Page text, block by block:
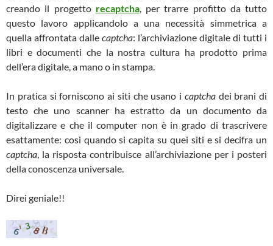
creando il progetto recaptcha, per trarre profitto da tutto
questo lavoro applicandolo a una necessità simmetrica a
quella affrontata dalle captcha: l’archiviazione digitale di tutti i
libri e documenti che la nostra cultura ha prodotto prima
dell’era digitale, a mano o in stampa.
In pratica si forniscono ai siti che usano i captcha dei brani di
testo che uno scanner ha estratto da un documento da
digitalizzare e che il computer non è in grado di trascrivere
esattamente: cosi quando si capita su quei siti e si decifra un
captcha, la risposta contribuisce all’archiviazione per i posteri
della conoscenza universale.
Direi geniale!!